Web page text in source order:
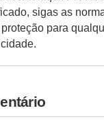
sigas as
para